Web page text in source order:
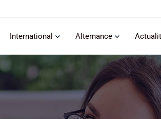
International Alternance